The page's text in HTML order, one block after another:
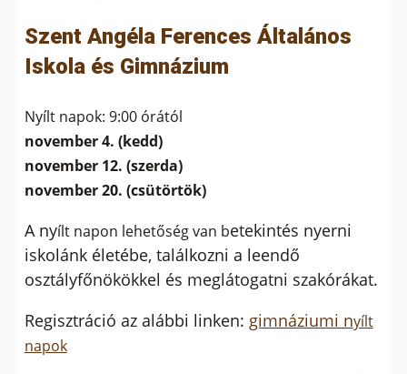
Szent Angéla Ferences Általános
Iskola és Gimnázium
Nyílt napok: 9:00 órától
november 4. (kedd)
november 12. (szerda)
november 20. (csütörtök)
A nyílt napon lehetőség van betekintés nyerni
iskolánk életébe, találkozni a leendő
osztályfőnökökkel és meglátogatni szakórákat.
Regisztráció az alábbi linken: gimnáziumi nyílt
napok